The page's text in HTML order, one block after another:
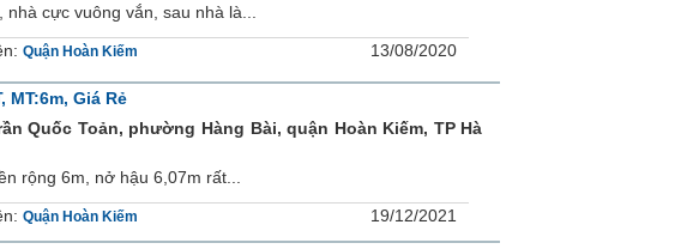
cực vuông vắn, sau nhà là...
Quận Hoàn Kiếm 13/08/2020
MT:6m, Giá Rẻ
Quốc Toản, phường Hàng Bài, quận Hoàn Kiếm, TP Hà
rộng 6m, nở hậu 6,07m rất...
Quận Hoàn Kiếm 19/12/2021